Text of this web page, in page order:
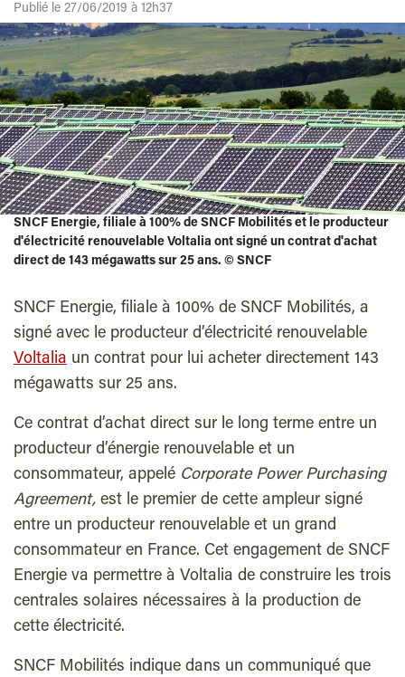
Publié le 27/06/2019 à 12h37
SNCF Energie, filiale à 100% de SNCF Mobilités et le producteur
d'électricité renouvelable Voltalia ont signé un contrat d'achat
direct de 143 mégawatts sur 25 ans. © SNCF
SNCF Energie, filiale à 100% de SNCF Mobilités, a
signé avec le producteur d’électricité renouvelable
Voltalia un contrat pour lui acheter directement 143
mégawatts sur 25 ans.
Ce contrat d’achat direct sur le long terme entre un
producteur d’énergie renouvelable et un
consommateur, appelé Corporate Power Purchasing
Agreement, est le premier de cette ampleur signé
entre un producteur renouvelable et un grand
consommateur en France. Cet engagement de SNCF
Energie va permettre à Voltalia de construire les trois
centrales solaires nécessaires à la production de
cette électricité.
SNCF Mobilités indique dans un communiqué que